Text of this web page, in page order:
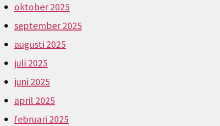
oktober 2025
september 2025
augusti 2025
juli 2025
juni 2025
april 2025
februari 2025